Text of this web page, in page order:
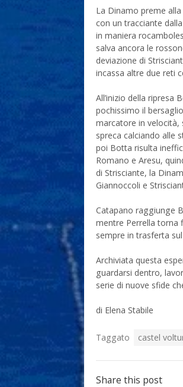
La Dinamo preme
con un tracciante
in maniera
salva ancora le
deviazione di
incassa altre due reti
All’inizio della ripresa
pochissimo il
marcatore in velocità,
spreca calciando alle
poi Botta risulta
Romano e Aresu,
di Strisciante, la
Giannoccoli e
Catapano raggiunge
mentre Perrella torna
sempre in trasferta
Archiviata questa
guardarsi dentro,
serie di nuove sfide
di Elena Stabile
Taggato castel
Share this post